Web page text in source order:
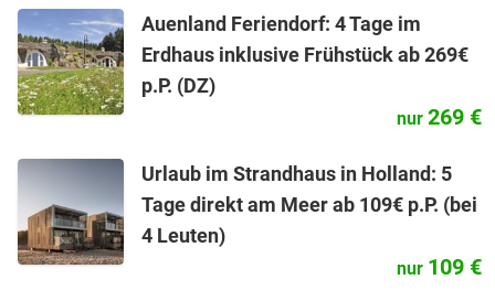
Auenland Feriendorf: 4 Tage im
Erdhaus inklusive Frühstück ab 269€
p.P. (DZ)
nur 269 €
Urlaub im Strandhaus in Holland: 5
Tage direkt am Meer ab 109€ p.P. (bei
4 Leuten)
nur 109 €